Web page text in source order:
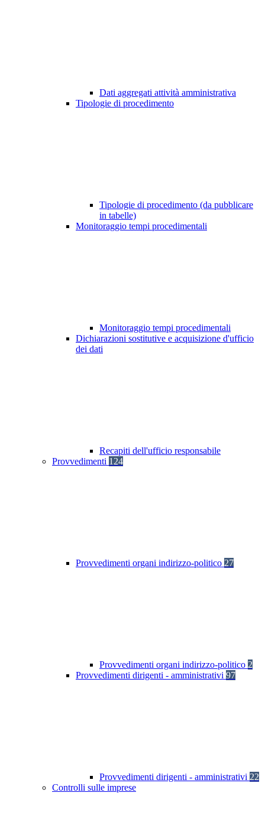
Dati aggregati attività amministrativa
Tipologie di procedimento
Tipologie di procedimento (da pubblicare
in tabelle)
Monitoraggio tempi procedimentali
Monitoraggio tempi procedimentali
Dichiarazioni sostitutive e acquisizione d'ufficio
dei dati
Recapiti dell'ufficio responsabile
Provvedimenti 124
Provvedimenti organi indirizzo-politico 27
Provvedimenti organi indirizzo-politico 2
Provvedimenti dirigenti - amministrativi 97
Provvedimenti dirigenti - amministrativi 22
Controlli sulle imprese